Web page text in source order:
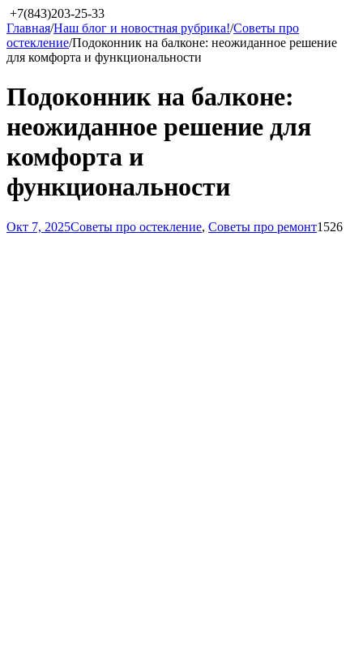
+7(843)203-25-33
Главная/Наш блог и новостная рубрика!/Советы про
остекление/Подоконник на балконе: неожиданное решение
для комфорта и функциональности
Подоконник на балконе:
неожиданное решение для
комфорта и
функциональности
Окт 7, 2025Советы про остекление, Советы про ремонт1526